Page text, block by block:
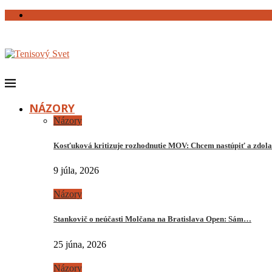
NÁZORY
Názory
Kosťuková kritizuje rozhodnutie MOV: Chcem nastúpiť a
9 júla, 2026
Názory
Stankovič o neúčasti Molčana na Bratislava Open: Sám…
25 júna, 2026
Názory